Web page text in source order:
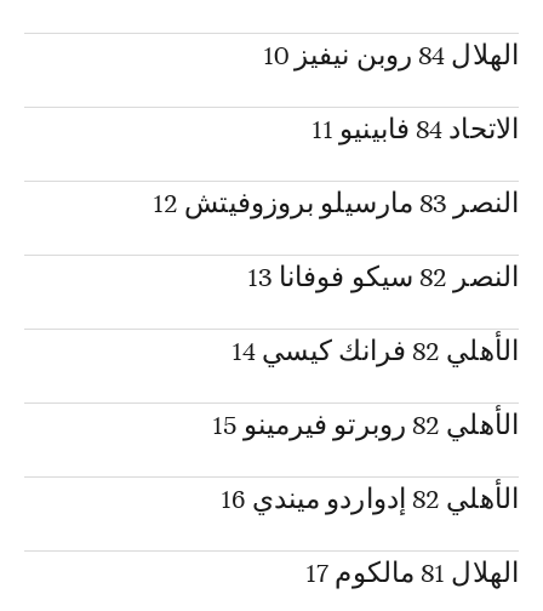
الهلال 84 روبن نيفيز 10
الاتحاد 84 فابينيو 11
النصر 83 مارسيلو بروزوفيتش 12
النصر 82 سيكو فوفانا 13
الأهلي 82 فرانك كيسي 14
الأهلي 82 روبرتو فيرمينو 15
الأهلي 82 إدواردو ميندي 16
الهلال 81 مالكوم 17